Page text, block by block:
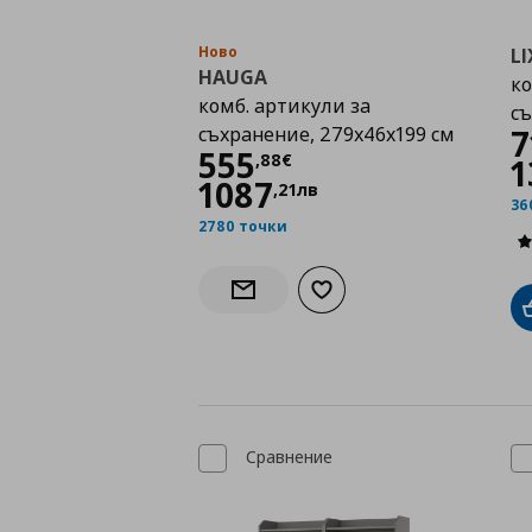
Ново
HAUGA
комб. артикули за
съхранение, 279x46x199 см
555,88€
Цена
1087,21лв
2780 точки
Информирай ме за наличност
Добави към списъка с
Сравнение